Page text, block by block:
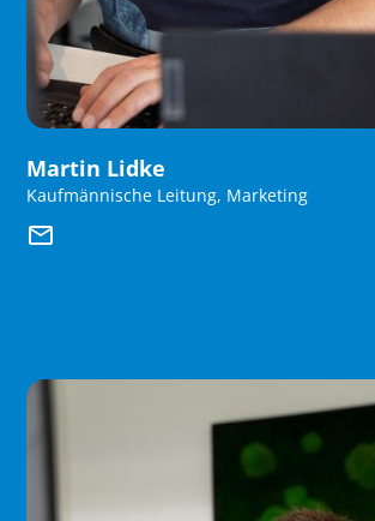
Martin Lidke
Kaufmännische Leitung, Marketing